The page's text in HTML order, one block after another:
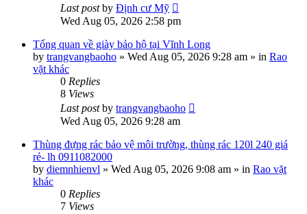
Last postby Định cư Mỹ
Wed Aug 05, 2026 2:58 pm
Tổng quan về giày bảo hộ tại Vĩnh Long
by trangvangbaoho » Wed Aug 05, 2026 9:28 am » in Rao
vặt khác
0 Replies
8 Views
Last postby trangvangbaoho
Wed Aug 05, 2026 9:28 am
Thùng đựng rác bảo vệ môi trường, thùng rác 120l 240 giá
rẻ- lh 0911082000
by diemnhienvl » Wed Aug 05, 2026 9:08 am » in Rao vặt
khác
0 Replies
7 Views